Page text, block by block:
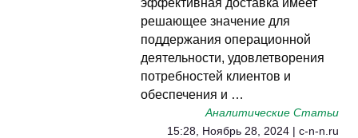
эффективная доставка имеет
решающее значение для
поддержания операционной
деятельности, удовлетворения
потребностей клиентов и
обеспечения и …
Аналитические Статьи
15:28, Ноябрь 28, 2024 | c-n-n.ru